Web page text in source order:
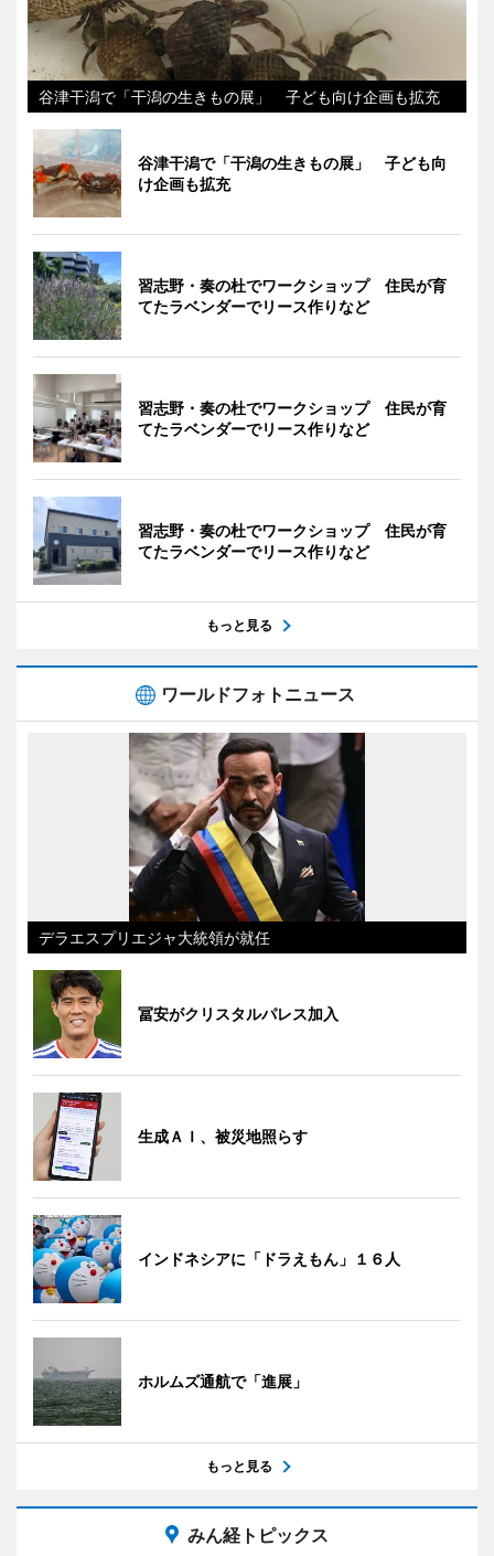
谷津干潟で「干潟の生きもの展」 子ども向け企画も拡充
谷津干潟で「干潟の生きもの展」 子ども向
け企画も拡充
習志野・奏の杜でワークショップ 住民が育
てたラベンダーでリース作りなど
習志野・奏の杜でワークショップ 住民が育
てたラベンダーでリース作りなど
習志野・奏の杜でワークショップ 住民が育
てたラベンダーでリース作りなど
もっと見る
ワールドフォトニュース
デラエスプリエジャ大統領が就任
冨安がクリスタルパレス加入
生成ＡＩ、被災地照らす
インドネシアに「ドラえもん」１６人
ホルムズ通航で「進展」
もっと見る
みん経トピックス